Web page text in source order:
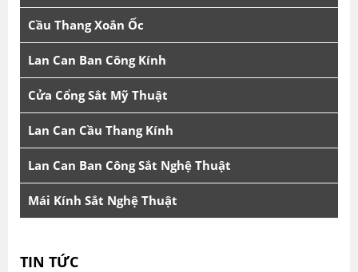
Cầu Thang Xoắn Ốc
Lan Can Ban Công Kính
Cửa Cổng Sắt Mỹ Thuật
Lan Can Cầu Thang Kính
Lan Can Ban Công Sắt Nghệ Thuật
Mái Kính Sắt Nghệ Thuật
TIN TỨC